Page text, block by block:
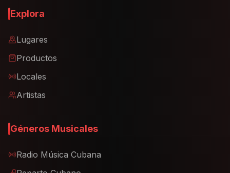
Explora
Lugares
Productos
Locales
Artistas
Géneros Musicales
Radio Música Cubana